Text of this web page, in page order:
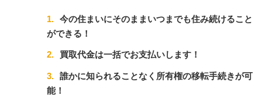
1. 今の住まいにそのままいつまでも住み続けること
ができる！
2. 買取代金は一括でお支払いします！
3. 誰かに知られることなく所有権の移転手続きが可
能！